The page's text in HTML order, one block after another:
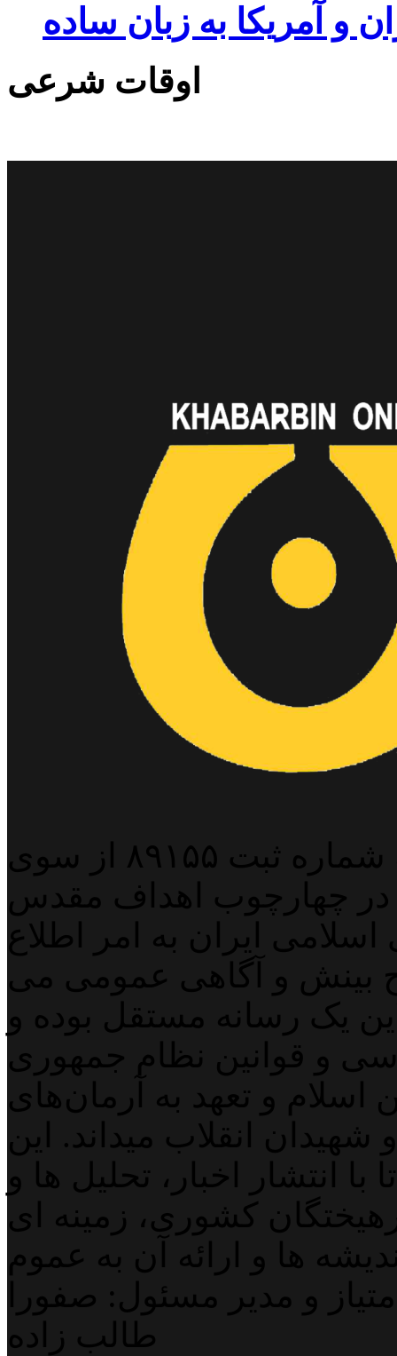
و آمریکا به زبان ساده
اوقات شرعی
پایگاه خبری خبربین آنلاین به شماره ثبت ۸۹۱۵۵ از سوی
در چهارچوب اهداف مقدس
ایران به امر اطلاع
بینش و آگاهی عمومی می
یک رسانه مستقل بوده و
و قوانین نظام جمهوری
و تعهد به آرمان‌های
انقلاب میداند. این
انتشار اخبار، تحلیل ها و
کشوری، زمینه ای
ها و ارائه آن به عموم
و مدیر مسئول: صفورا
طالب زاده